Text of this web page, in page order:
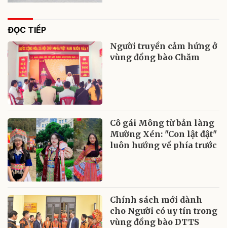
ĐỌC TIẾP
Người truyền cảm hứng ở
vùng đồng bào Chăm
Cô gái Mông từ bản làng
Mường Xén: "Con lật đật"
luôn hướng về phía trước
Chính sách mới dành
cho Người có uy tín trong
vùng đồng bào DTTS